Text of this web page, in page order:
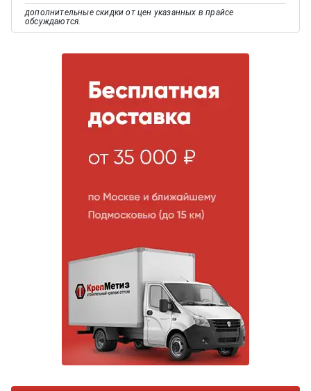
дополнительные скидки от цен указанных в прайсе
обсуждаются.